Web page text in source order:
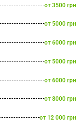
от 3500 грн
от 5000 грн
от 6000 грн
от 5000 грн
от 6000 грн
от 8000 грн
от 12 000 грн